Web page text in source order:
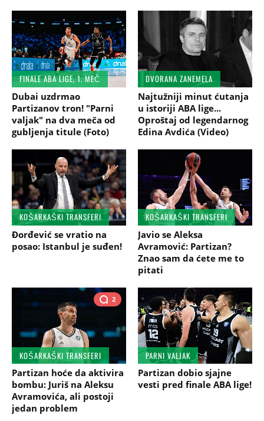
FINALE ABA LIGE, 1. MEČ
Dubai uzdrmao
Partizanov tron! "Parni
valjak" na dva meča od
gubljenja titule (Foto)
DVORANA ZANEMELA
Najtužniji minut ćutanja
u istoriji ABA lige...
Oproštaj od legendarnog
Edina Avdića (Video)
KOŠARKAŠKI TRANSFERI
Đorđević se vratio na
posao: Istanbul je suđen!
KOŠARKAŠKI TRANSFERI
Javio se Aleksa
Avramović: Partizan?
Znao sam da ćete me to
pitati
2
KOŠARKAŠKI TRANSFERI
Partizan hoće da aktivira
bombu: Juriš na Aleksu
Avramovića, ali postoji
jedan problem
PARNI VALJAK
Partizan dobio sjajne
vesti pred finale ABA lige!